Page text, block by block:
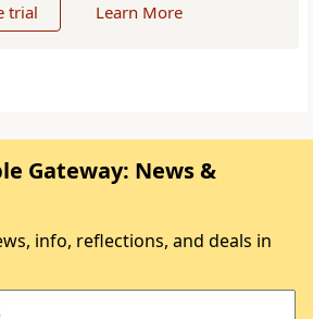
trial Learn More
Gateway: News &
info, reflections, and deals in